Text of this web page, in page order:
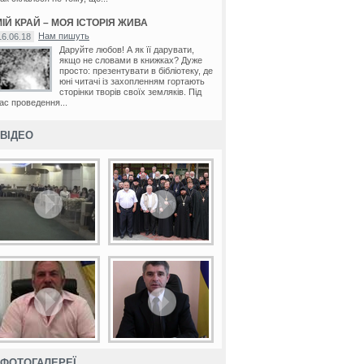
КРАЙ – МОЯ ІСТОРІЯ ЖИВА
Нам пишуть
Даруйте любов! А як її дарувати,
якщо не словами в книжках? Дуже
просто: презентувати в бібліотеку, де
юні читачі із захопленням гортають
сторінки творів своїх земляків. Під
проведення...
ВІДЕО